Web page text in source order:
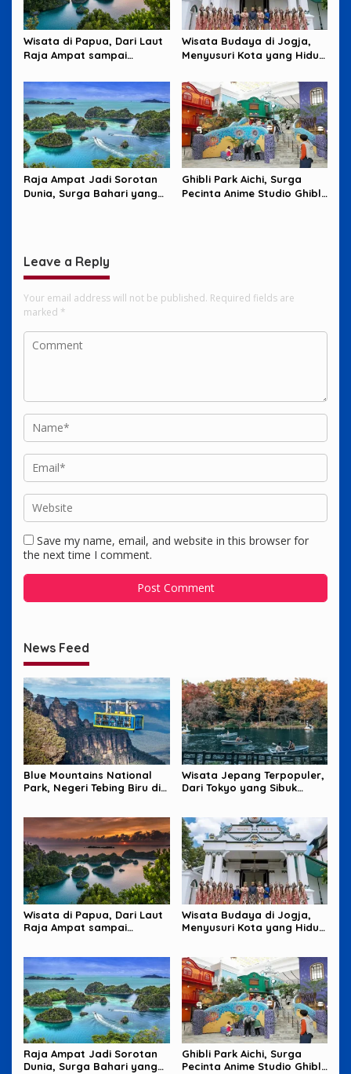
Wisata di Papua, Dari Laut
Raja Ampat sampai
Wisata Budaya di Jogja,
Menyusuri Kota yang Hidup
Raja Ampat Jadi Sorotan
Dunia, Surga Bahari yang
Ghibli Park Aichi, Surga
Pecinta Anime Studio Ghibli
Leave a Reply
Your email address will not be published. Required fields are
marked *
Save my name, email, and website in this browser for
the next time I comment.
News Feed
Blue Mountains National
Park, Negeri Tebing Biru di
Wisata Jepang Terpopuler,
Dari Tokyo yang Sibuk
Wisata di Papua, Dari Laut
Raja Ampat sampai
Wisata Budaya di Jogja,
Menyusuri Kota yang Hidup
Raja Ampat Jadi Sorotan
Dunia, Surga Bahari yang
Ghibli Park Aichi, Surga
Pecinta Anime Studio Ghibli